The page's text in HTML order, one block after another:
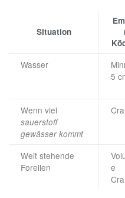
Situation
Wasser
5
Wenn viel
sauerstoff
gewässer kommt
Weit stehende
Forellen
e